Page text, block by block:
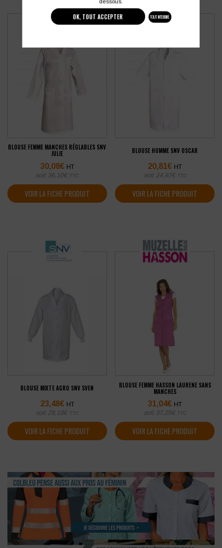
BLOUSE FEMME MANCHES RÉGLABLES SNV
JULIE
30,08€ HT
soit 36,10€ TTC
VOIR LA FICHE PRODUIT
BLOUSE HOMME SNV OSCAR
20,81€ HT
soit 24,97€ TTC
VOIR LA FICHE PRODUIT
BLOUSE MIXTE AGRO SNV SVEN
23,48€ HT
soit 28,18€ TTC
VOIR LA FICHE PRODUIT
BLOUSE FEMME HASSON LAURENE SANS
MANCHES
31,04€ HT
soit 37,25€ TTC
VOIR LA FICHE PRODUIT
dessous.
OK, TOUT ACCEPTER TOUT INTERDIRE